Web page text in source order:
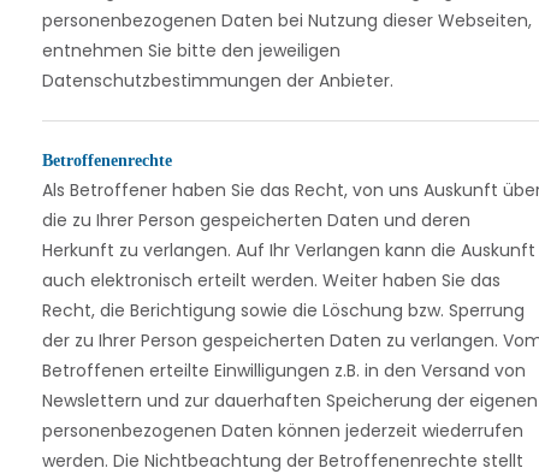
personenbezogenen Daten bei Nutzung dieser Webseiten,
entnehmen Sie bitte den jeweiligen
Datenschutzbestimmungen der Anbieter.
Betroffenenrechte
Als Betroffener haben Sie das Recht, von uns Auskunft
die zu Ihrer Person gespeicherten Daten und deren
Herkunft zu verlangen. Auf Ihr Verlangen kann die Auskunft
auch elektronisch erteilt werden. Weiter haben Sie das
Recht, die Berichtigung sowie die Löschung bzw. Sperrung
der zu Ihrer Person gespeicherten Daten zu verlangen.
Betroffenen erteilte Einwilligungen z.B. in den Versand von
Newslettern und zur dauerhaften Speicherung der eigenen
personenbezogenen Daten können jederzeit wiederrufen
werden. Die Nichtbeachtung der Betroffenenrechte stellt